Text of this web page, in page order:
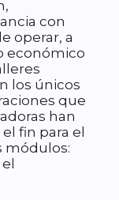
con
operar, a
económico
los únicos
que
han
fin para el
módulos: